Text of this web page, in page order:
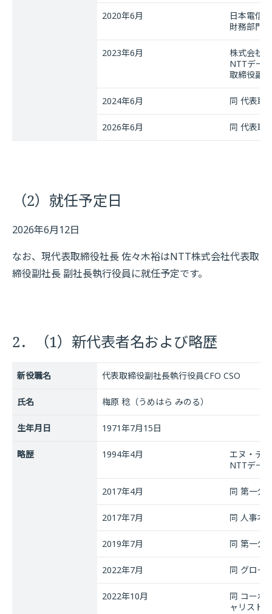
2020年6月
日本電信
財務部門長
2023年6月
株式会社
NTTデー
取締役副
2024年6月 同 代表取
2026年6月 同 代表取
（2）就任予定日
2026年6月12日
なお、現代表取締役社長 佐々木裕はNTT株式会社代表取
締役副社長 副社長執行役員に就任予定です。
2．（1）新代表者名および略歴
新役職名 代表取締役副社長執行役員CFO CSO
氏名 梅原 稔（うめはら みのる）
生年月日 1971年7月15日
略歴 1994年4月
エヌ・テ
NTTデー
2017年4月 同 第一公
2017年7月 同 人事本
2019年7月 同 第一公
2022年7月 同 グロー
2022年10月
同 コーポ
ャリスト